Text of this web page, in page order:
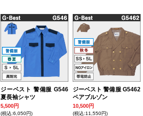
ジーベスト 警備服 G546
夏長袖シャツ
5,500円
(税込:6,050円)
ジーベスト 警備服 G5462
ペアブルゾン
10,500円
(税込:11,550円)